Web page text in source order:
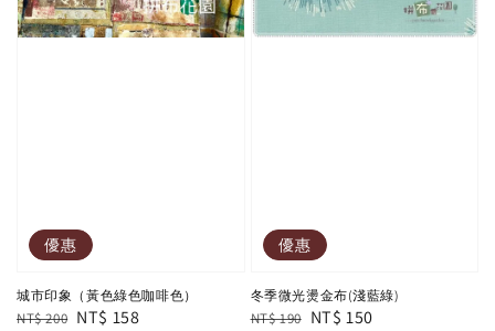
優惠
城市印象（黃色綠色咖啡色）
Regular
NT$ 200 Sale
NT$ 158
優惠
冬季微光燙金布(淺藍綠)
Regular
NT$ 190 Sale
NT$ 150